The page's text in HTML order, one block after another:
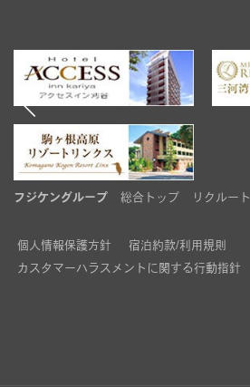
ン
フジケングループ 総合トップ リクルート
個人情報保護方針
宿泊約款/利用規則
カスタマーハラスメントに関する行動指針